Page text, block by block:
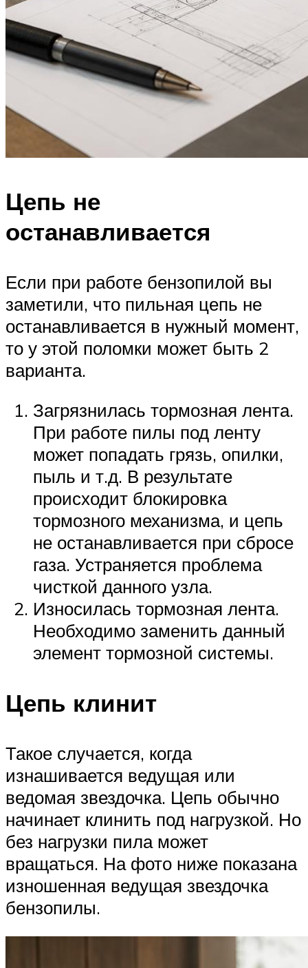
Цепь не
останавливается
Если при работе бензопилой вы
заметили, что пильная цепь не
останавливается в нужный момент,
то у этой поломки может быть 2
варианта.
Загрязнилась тормозная лента.
При работе пилы под ленту
может попадать грязь, опилки,
пыль и т.д. В результате
происходит блокировка
тормозного механизма, и цепь
не останавливается при сбросе
газа. Устраняется проблема
чисткой данного узла.
Износилась тормозная лента.
Необходимо заменить данный
элемент тормозной системы.
Цепь клинит
Такое случается, когда
изнашивается ведущая или
ведомая звездочка. Цепь обычно
начинает клинить под нагрузкой. Но
без нагрузки пила может
вращаться. На фото ниже показана
изношенная ведущая звездочка
бензопилы.